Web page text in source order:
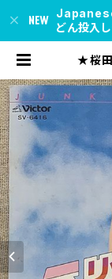
どん投入し
★桜田